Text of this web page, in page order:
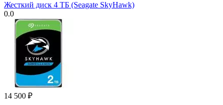
Жесткий диск 4 ТБ (Seagate SkyHawk)
0.0
14 500 ₽